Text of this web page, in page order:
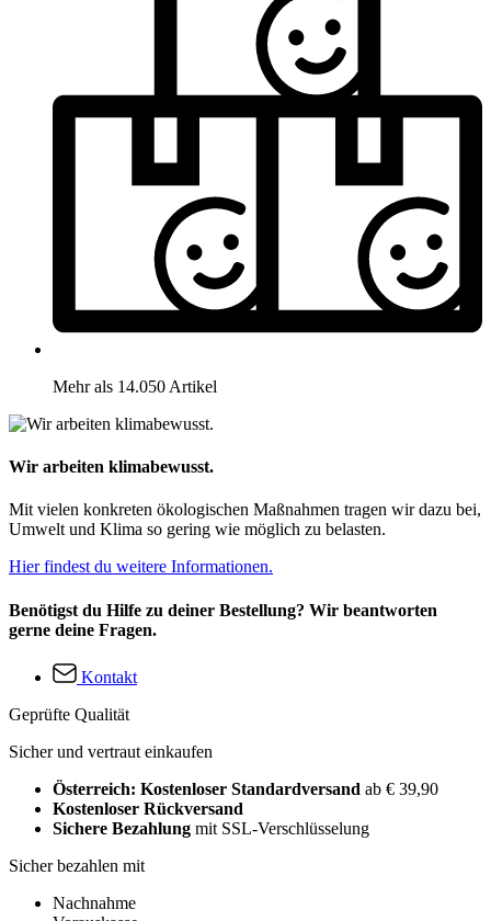
Mehr als 14.050 Artikel
Wir arbeiten klimabewusst.
Mit vielen konkreten ökologischen Maßnahmen tragen wir dazu bei,
Umwelt und Klima so gering wie möglich zu belasten.
Hier findest du weitere Informationen.
Benötigst du Hilfe zu deiner Bestellung? Wir beantworten
gerne deine Fragen.
Kontakt
Geprüfte Qualität
Sicher und vertraut einkaufen
Österreich: Kostenloser Standardversand ab € 39,90
Kostenloser Rückversand
Sichere Bezahlung mit SSL-Verschlüsselung
Sicher bezahlen mit
Nachnahme